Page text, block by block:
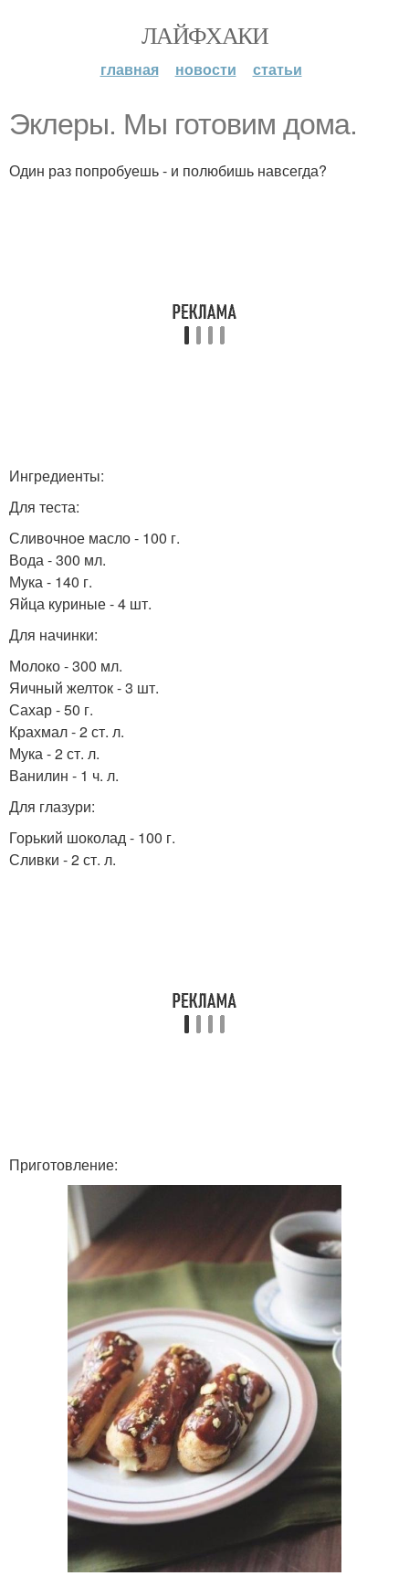
ЛАЙФХАКИ
главная новости статьи
Эклеры. Мы готовим дома.
Один раз попробуешь - и полюбишь навсегда?
Ингредиенты:
Для теста:
Сливочное масло - 100 г.
Вода - 300 мл.
Мука - 140 г.
Яйца куриные - 4 шт.
Для начинки:
Молоко - 300 мл.
Яичный желток - 3 шт.
Сахар - 50 г.
Крахмал - 2 ст. л.
Мука - 2 ст. л.
Ванилин - 1 ч. л.
Для глазури:
Горький шоколад - 100 г.
Сливки - 2 ст. л.
Приготовление: